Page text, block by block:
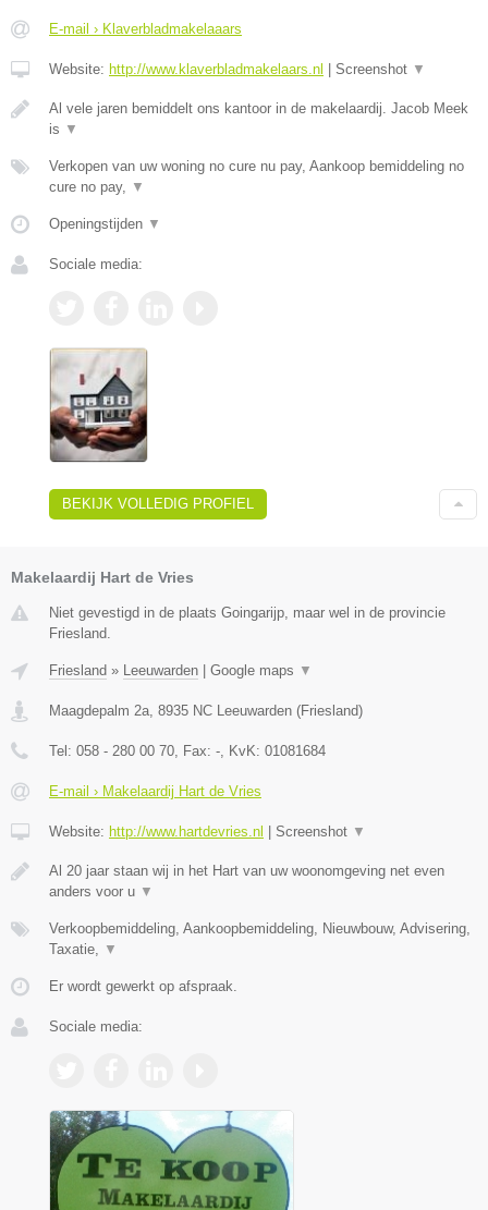
E-mail › Klaverbladmakelaaars
Website: http://www.klaverbladmakelaars.nl | Screenshot ▼
Al vele jaren bemiddelt ons kantoor in de makelaardij. Jacob Meek
is ▼
Verkopen van uw woning no cure nu pay, Aankoop bemiddeling no
cure no pay,
▼
Openingstijden ▼
Sociale media:
BEKIJK VOLLEDIG PROFIEL
Makelaardij Hart de Vries
Niet gevestigd in de plaats Goingarijp, maar wel in de provincie
Friesland.
Friesland » Leeuwarden Google maps ▼
Maagdepalm 2a, 8935 NC Leeuwarden (Friesland)
Tel: 058 - 280 00 70, Fax: -, KvK: 01081684
E-mail › Makelaardij Hart de Vries
Website: http://www.hartdevries.nl Screenshot ▼
Al 20 jaar staan wij in het Hart van uw woonomgeving net even
anders voor u ▼
Verkoopbemiddeling, Aankoopbemiddeling, Nieuwbouw, Advisering,
Taxatie, ▼
Er wordt gewerkt op afspraak.
Sociale media: